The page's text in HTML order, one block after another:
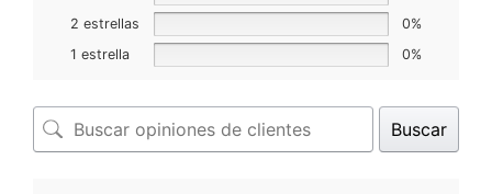
2 estrellas
0%
1 estrella
0%
Buscar